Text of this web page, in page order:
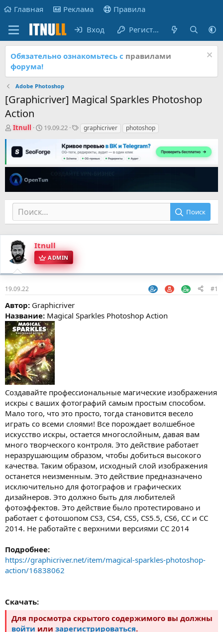
Главная Реклама Правила
Вход Регистрация
Обязательно ознакомьтесь с правилами
форума!
Adobe Photoshop
[Graphicriver] Magical Sparkles Photoshop
Action
А
т
о
т
е
м
ы
Itnull
Д
а
ч
а
л
19.09.22
Т
г
и
graphicriver photoshop
Поиск
Itnull
ADMIN
19.09.22 #1
Автор: Graphicriver
Название: Magical Sparkles Photoshop Action
Создавайте профессиональные магические изображения
искры с ваших фотографий самым простым способом.
Мало того, что это просто, тогда становится весело
играть со всеми слоями! Все порождает волшебное
искусство искры, остается многослойным, давая вам
много творческого контроля. Это действие работает
неразрушающим образом, чтобы добиться высокого
качества. Таким образом, исходный слой изображения
останется неизменным. Это действие предназначено
исключительно для фотографов и графических
дизайнеров. Это должно быть для любителей
фотоэффектов. Это действие было протестировано и
работает с фотошопом CS3, CS4, CS5, CS5.5, CS6, CC и CC
2014. Не работайте с верхними версиями CC 2014
Подробнее:
https://graphicriver.net/item/magical-sparkles-photoshop-
action/16838062
Скачать:
Для просмотра скрытого содержимого вы должны
войти или зарегистрироваться.